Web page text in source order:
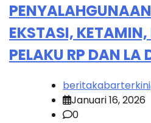
EKSTASI,
PELAKU RP DAN
Januari 16, 2026
0